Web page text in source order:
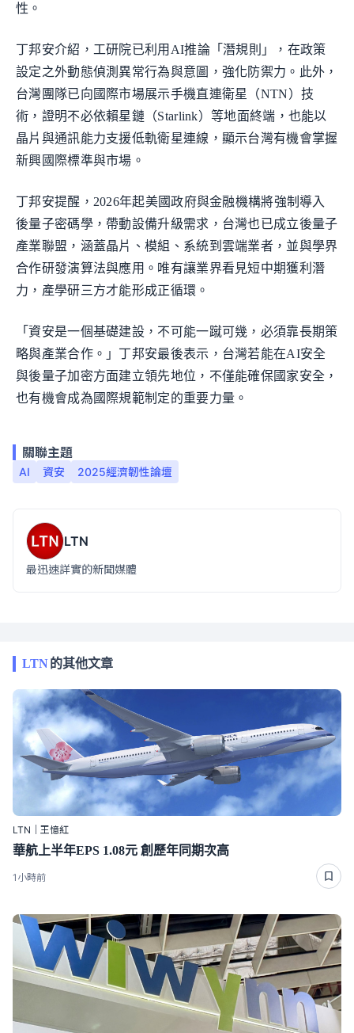
性。
丁邦安介紹，工研院已利用AI推論「潛規則」，在政策
設定之外動態偵測異常行為與意圖，強化防禦力。此外，
台灣團隊已向國際市場展示手機直連衛星（NTN）技
術，證明不必依賴星鏈（Starlink）等地面終端，也能以
晶片與通訊能力支援低軌衛星連線，顯示台灣有機會掌握
新興國際標準與市場。
丁邦安提醒，2026年起美國政府與金融機構將強制導入
後量子密碼學，帶動設備升級需求，台灣也已成立後量子
產業聯盟，涵蓋晶片、模組、系統到雲端業者，並與學界
合作研發演算法與應用。唯有讓業界看見短中期獲利潛
力，產學研三方才能形成正循環。
「資安是一個基礎建設，不可能一蹴可幾，必須靠長期策
略與產業合作。」丁邦安最後表示，台灣若能在AI安全
與後量子加密方面建立領先地位，不僅能確保國家安全，
也有機會成為國際規範制定的重要力量。
關聯主題
AI 資安 2025經濟韌性論壇
LTN
最迅速詳實的新聞媒體
LTN的其他文章
LTN｜王憶紅
華航上半年EPS 1.08元 創歷年同期次高
1小時前